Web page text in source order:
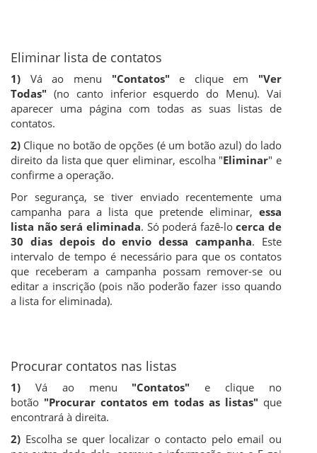
Eliminar lista de contatos
1) Vá ao menu "Contatos" e clique em "Ver
Todas" (no canto inferior esquerdo do Menu). Vai
aparecer uma página com todas as suas listas de
contatos.
2) Clique no botão de opções (é um botão azul) do lado
direito da lista que quer eliminar, escolha "Eliminar" e
confirme a operação.
Por segurança, se tiver enviado recentemente uma
campanha para a lista que pretende eliminar, essa
lista não será eliminada. Só poderá fazê-locerca de
30 dias depois do envio dessa campanha. Este
intervalo de tempo é necessário para que os contatos
que receberam a campanha possam remover-se ou
editar a inscrição (pois não poderão fazer isso quando
a lista for eliminada).
Procurar contatos nas listas
1) Vá ao menu "Contatos" e clique no
botão "Procurar contatos em todas as listas" que
encontrará à direita.
2) Escolha se quer localizar o contacto pelo email ou